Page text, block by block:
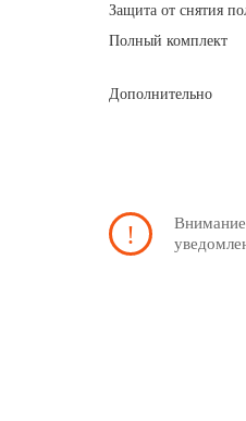
Защита от снятия
Полный комплект
Дополнительно